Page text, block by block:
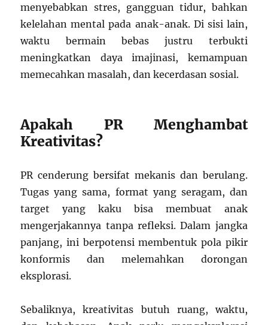
menyebabkan stres, gangguan tidur, bahkan
kelelahan mental pada anak-anak. Di sisi lain,
waktu bermain bebas justru terbukti
meningkatkan daya imajinasi, kemampuan
memecahkan masalah, dan kecerdasan sosial.
Apakah PR Menghambat
Kreativitas?
PR cenderung bersifat mekanis dan berulang.
Tugas yang sama, format yang seragam, dan
target yang kaku bisa membuat anak
mengerjakannya tanpa refleksi. Dalam jangka
panjang, ini berpotensi membentuk pola pikir
konformis dan melemahkan dorongan
eksplorasi.
Sebaliknya, kreativitas butuh ruang, waktu,